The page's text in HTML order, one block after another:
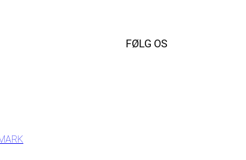
FØLG OS